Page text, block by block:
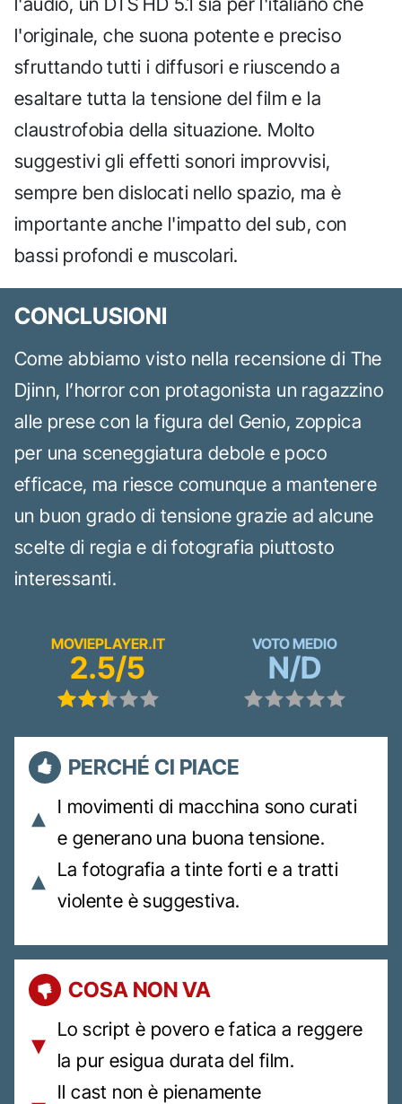
l'originale, che suona potente e preciso
sfruttando tutti i diffusori e riuscendo a
esaltare tutta la tensione del film e la
claustrofobia della situazione. Molto
suggestivi gli effetti sonori improvvisi,
sempre ben dislocati nello spazio, ma è
importante anche l'impatto del sub, con
bassi profondi e muscolari.
CONCLUSIONI
Come abbiamo visto nella recensione di The
Djinn, l’horror con protagonista un ragazzino
alle prese con la figura del Genio, zoppica
per una sceneggiatura debole e poco
efficace, ma riesce comunque a mantenere
un buon grado di tensione grazie ad alcune
scelte di regia e di fotografia piuttosto
interessanti.
MOVIEPLAYER.IT
2.5/5
VOTO MEDIO
N/D
PERCHÉ CI PIACE
I movimenti di macchina sono curati
e generano una buona tensione.
La fotografia a tinte forti e a tratti
violente è suggestiva.
COSA NON VA
Lo script è povero e fatica a reggere
la pur esigua durata del film.
Il cast non è pienamente